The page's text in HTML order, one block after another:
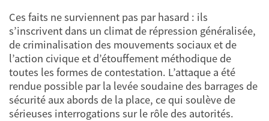
Ces faits ne surviennent pas par hasard : ils
s’inscrivent dans un climat de répression généralisée,
de criminalisation des mouvements sociaux et de
l’action civique et d’étouffement méthodique de
toutes les formes de contestation. L’attaque a été
rendue possible par la levée soudaine des barrages de
sécurité aux abords de la place, ce qui soulève de
sérieuses interrogations sur le rôle des autorités.